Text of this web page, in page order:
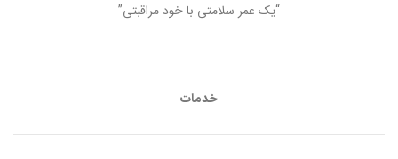
“یک عمر سلامتی با خود مراقبتی”
خدمات